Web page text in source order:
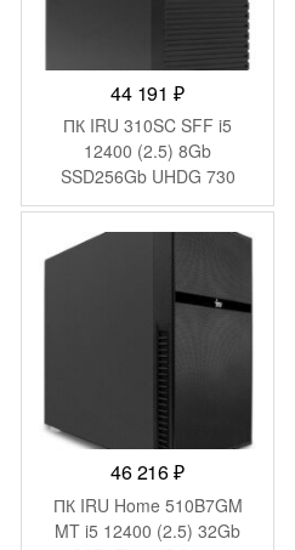
44 191₽
ПК IRU 310SC SFF i5
12400 (2.5) 8Gb
SSD256Gb UHDG 730
Windows 11 Pro GbitEth
200W черный (1969067)
46 216₽
ПК IRU Home 510B7GM
MT i5 12400 (2.5) 32Gb